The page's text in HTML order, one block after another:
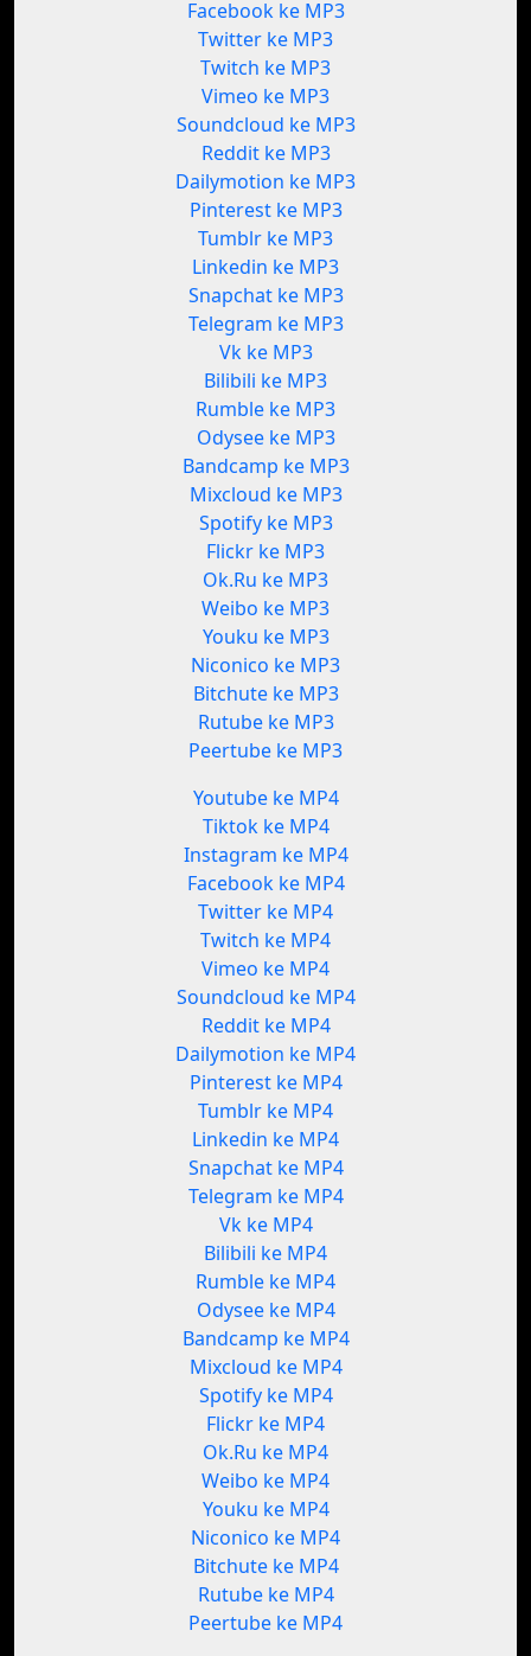
Facebook ke MP3
Twitter ke MP3
Twitch ke MP3
Vimeo ke MP3
Soundcloud ke MP3
Reddit ke MP3
Dailymotion ke MP3
Pinterest ke MP3
Tumblr ke MP3
Linkedin ke MP3
Snapchat ke MP3
Telegram ke MP3
Vk ke MP3
Bilibili ke MP3
Rumble ke MP3
Odysee ke MP3
Bandcamp ke MP3
Mixcloud ke MP3
Spotify ke MP3
Flickr ke MP3
Ok.Ru ke MP3
Weibo ke MP3
Youku ke MP3
Niconico ke MP3
Bitchute ke MP3
Rutube ke MP3
Peertube ke MP3
Youtube ke MP4
Tiktok ke MP4
Instagram ke MP4
Facebook ke MP4
Twitter ke MP4
Twitch ke MP4
Vimeo ke MP4
Soundcloud ke MP4
Reddit ke MP4
Dailymotion ke MP4
Pinterest ke MP4
Tumblr ke MP4
Linkedin ke MP4
Snapchat ke MP4
Telegram ke MP4
Vk ke MP4
Bilibili ke MP4
Rumble ke MP4
Odysee ke MP4
Bandcamp ke MP4
Mixcloud ke MP4
Spotify ke MP4
Flickr ke MP4
Ok.Ru ke MP4
Weibo ke MP4
Youku ke MP4
Niconico ke MP4
Bitchute ke MP4
Rutube ke MP4
Peertube ke MP4